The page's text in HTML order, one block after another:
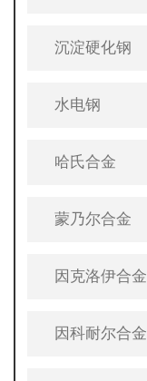
沉淀硬化钢
水电钢
哈氏合金
蒙乃尔合金
因克洛伊合金
因科耐尔合金